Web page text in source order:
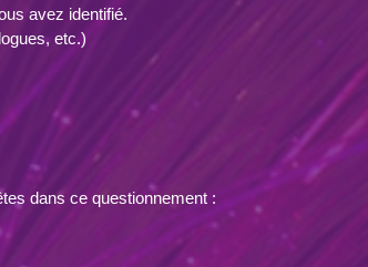
avez identifié.
etc.)
dans ce questionnement :